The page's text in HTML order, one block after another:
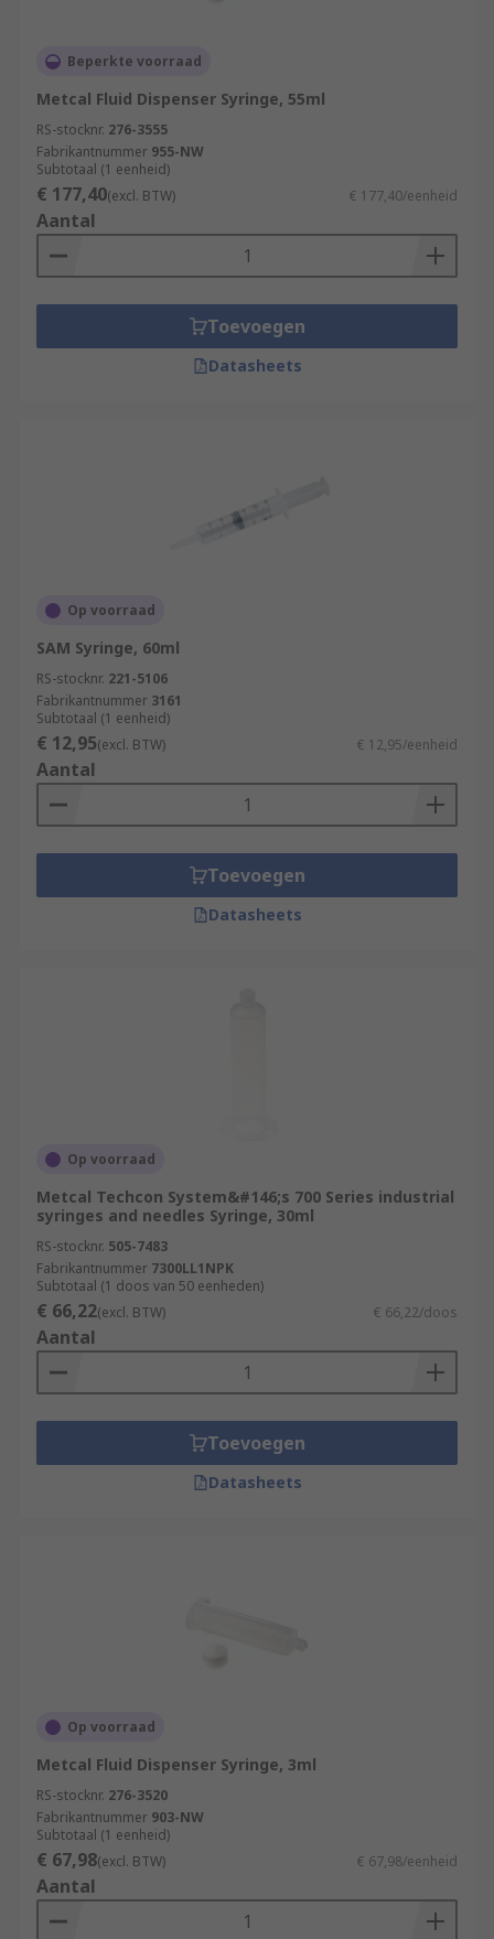
Beperkte voorraad
Metcal Fluid Dispenser Syringe, 55ml
RS-stocknr. 276-3555
Fabrikantnummer 955-NW
Subtotaal (1 eenheid)
€ 177,40(excl. BTW) € 177,40/eenheid
Aantal
Toevoegen
Datasheets
Op voorraad
SAM Syringe, 60ml
RS-stocknr. 221-5106
Fabrikantnummer 3161
Subtotaal (1 eenheid)
€ 12,95(excl. BTW) € 12,95/eenheid
Aantal
Toevoegen
Datasheets
Op voorraad
Metcal Techcon System&#146;s 700 Series industrial
syringes and needles Syringe, 30ml
RS-stocknr. 505-7483
Fabrikantnummer 7300LL1NPK
Subtotaal (1 doos van 50 eenheden)
€ 66,22(excl. BTW) € 66,22/doos
Aantal
Toevoegen
Datasheets
Op voorraad
Metcal Fluid Dispenser Syringe, 3ml
RS-stocknr. 276-3520
Fabrikantnummer 903-NW
Subtotaal (1 eenheid)
€ 67,98(excl. BTW) € 67,98/eenheid
Aantal